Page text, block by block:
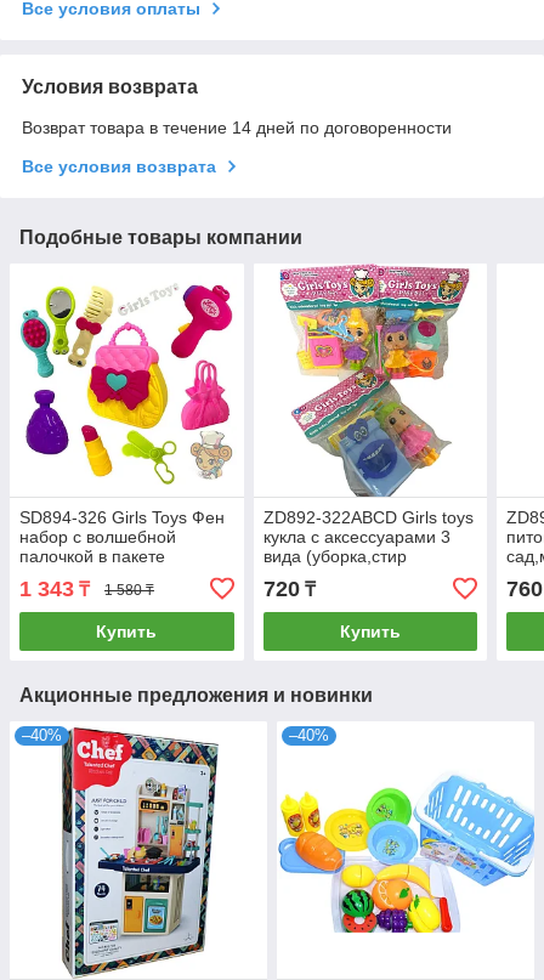
Все условия оплаты
Условия возврата
Возврат товара в течение 14 дней по договоренности
Все условия возврата
Подобные товары компании
SD894-326 Girls Toys Фен
набор с волшебной
палочкой в пакете
27*21см
1 343 ₸ 1 580 ₸
Купить
ZD892-322ABCD Girls toys
кукла с аксессуарами 3
вида (уборка,стир
машина) 22*18см
720₸
Купить
760
Акционные предложения и новинки
–40% –40%